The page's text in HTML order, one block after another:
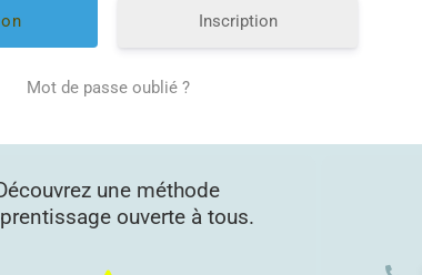
Inscription
Mot de passe oublié ?
une méthode
ouverte à tous.